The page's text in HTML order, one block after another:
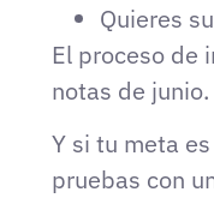
Quieres
El proceso de
notas de
Y si tu meta
pruebas con